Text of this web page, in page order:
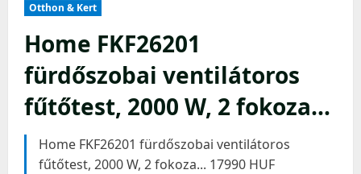
Otthon & Kert
Home FKF26201
fürdőszobai ventilátoros
fűtőtest, 2000 W, 2 fokoza…
Home FKF26201 fürdőszobai ventilátoros
fűtőtest, 2000 W, 2 fokoza... 17990 HUF